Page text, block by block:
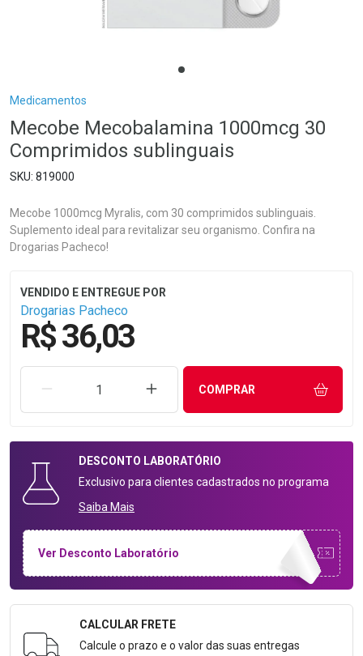
Breadcrumb
Medicamentos
Mecobe Mecobalamina 1000mcg 30
Comprimidos sublinguais
819000
Mecobe 1000mcg Myralis, com 30 comprimidos sublinguais.
Suplemento ideal para revitalizar seu organismo. Confira na
Drogarias Pacheco!
Drogarias Pacheco
R$ 36,03
REMOVER UMA UNIDADEAUMENTAR UMA UNIDADE
COMPRAR
DESCONTO LABORATÓRIO
Exclusivo para clientes cadastrados no programa
Saiba Mais
Ver Desconto Laboratório
Formulário para Calcular o Frete
CALCULAR FRETE
Calcule o prazo e o valor das suas entregas